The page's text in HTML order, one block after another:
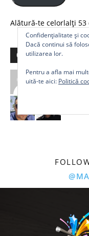
Alătură-te celorlalți 53
Comunitate
Confidențialitate și
Dacă continui să
utilizarea lor.
Pentru a afla mai
uită-te aici: Politică